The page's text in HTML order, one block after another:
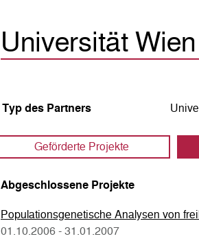
Universität
Typ des Partners
Geförderte Projekte
Abgeschlossene Projekte
Populationsgenetische Analysen von
01.10.2006 - 31.01.2007